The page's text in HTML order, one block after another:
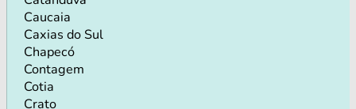
Caucaia
Caxias do Sul
Chapecó
Contagem
Cotia
Crato